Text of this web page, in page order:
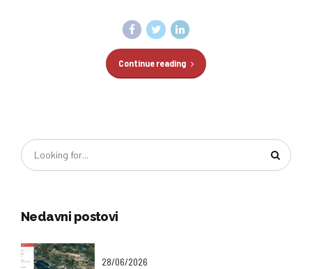
Continue reading
Nedavni postovi
28/06/2026